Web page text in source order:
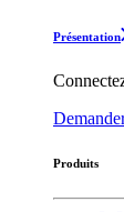
Présentation
Produits